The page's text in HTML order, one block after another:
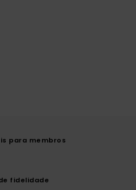
para membros
fidelidade